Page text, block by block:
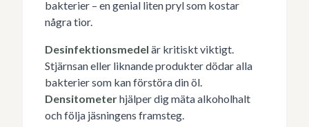
bakterier – en genial liten pryl som kostar
några tior.
Desinfektionsmedel är kritiskt viktigt.
Stjärnsan eller liknande produkter dödar alla
bakterier som kan förstöra din öl.
Densitometerhjälper dig mäta alkoholhalt
och följa jäsningens framsteg.